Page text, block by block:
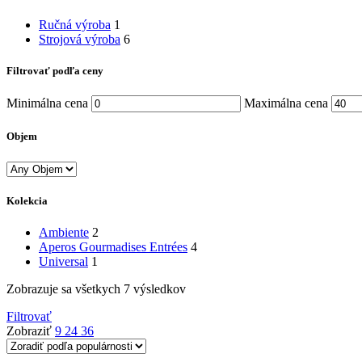
Ručná výroba 1
Strojová výroba 6
Filtrovať podľa ceny
Minimálna cena Maximálna cena
Objem
Kolekcia
Ambiente 2
Aperos Gourmadises Entrées 4
Universal 1
Zobrazuje sa všetkych 7 výsledkov
Filtrovať
Zobraziť 9 24 36